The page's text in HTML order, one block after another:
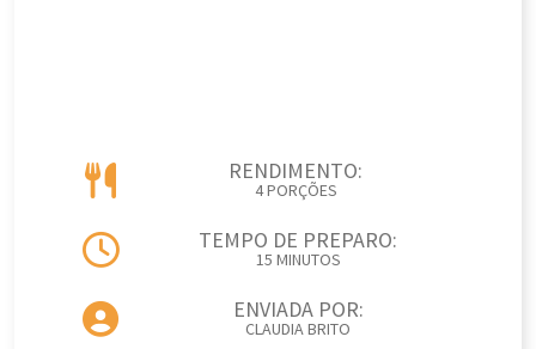
RENDIMENTO:
4 PORÇÕES
TEMPO DE PREPARO:
15 MINUTOS
ENVIADA POR:
CLAUDIA BRITO